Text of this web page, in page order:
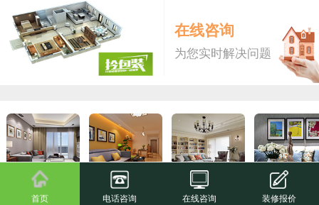
在线咨询
为您实时解决问题
拎包装S 爆款新品 拎包装 尊享家
首页 电话咨询 在线咨询 装修报价